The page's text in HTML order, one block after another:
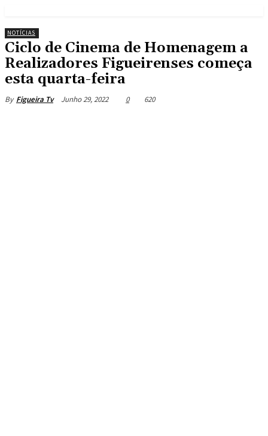
NOTÍCIAS
Ciclo de Cinema de Homenagem a
Realizadores Figueirenses começa
esta quarta-feira
By Figueira Tv Junho 29, 2022 0 620